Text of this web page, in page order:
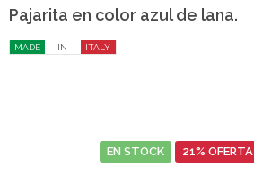
Pajarita en color azul de lana.
MADE IN ITALY
EN STOCK 21% OFERTA